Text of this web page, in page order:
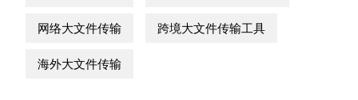
网络大文件传输 跨境大文件传输工具
海外大文件传输